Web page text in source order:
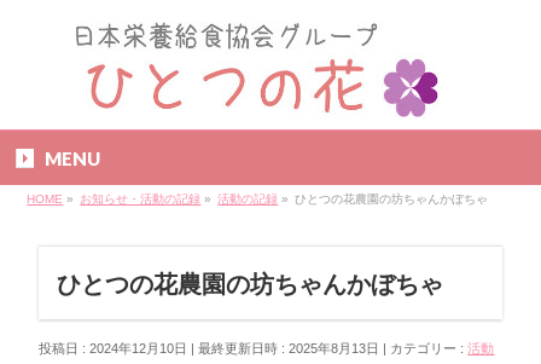
MENU
HOME » お知らせ・活動の記録 » 活動の記録 » ひとつの花農園の坊ちゃんかぼちゃ
ひとつの花農園の坊ちゃんかぼちゃ
投稿日 : 2024年12月10日 最終更新日時 : 2025年8月13日 カテゴリー :活動